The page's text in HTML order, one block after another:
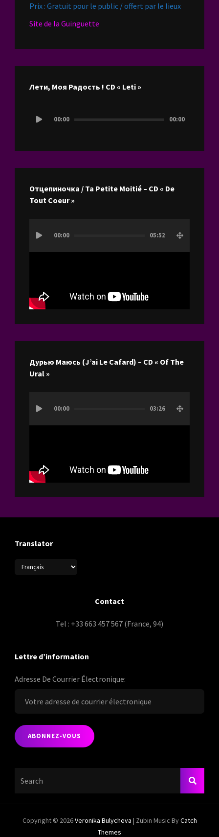
Prix : Gratuit pour le public / offert par le lieux
Site de la Guinguette
Лети, Моя Радость ! CD « Leti »
audio
00:00 00:00
Отцепиночка / Ta Petite Moitié – CD « De
Tout Coeur »
vidéo
00:00 05:52
Дурью Маюсь (J’ai Le Cafard) – CD « Of The
Ural »
vidéo
00:00 03:26
Translator
Contact
Tel : +33 663 457 567 (France, 94)
Lettre d’information
Adresse De Courrier Électronique:
Copyright © 2026Veronika Bulycheva | Zubin Music ByCatch
Themes